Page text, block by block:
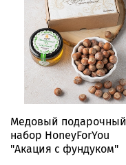
Медовый подарочный
набор HoneyForYou
"Акация с фундуком"